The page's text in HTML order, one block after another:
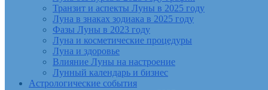
Транзит и аспекты Луны в 2025 году
Луна в знаках зодиака в 2025 году
Фазы Луны в 2023 году
Луна и косметические процедуры
Луна и здоровье
Влияние Луны на настроение
Лунный календарь и бизнес
Астрологические события